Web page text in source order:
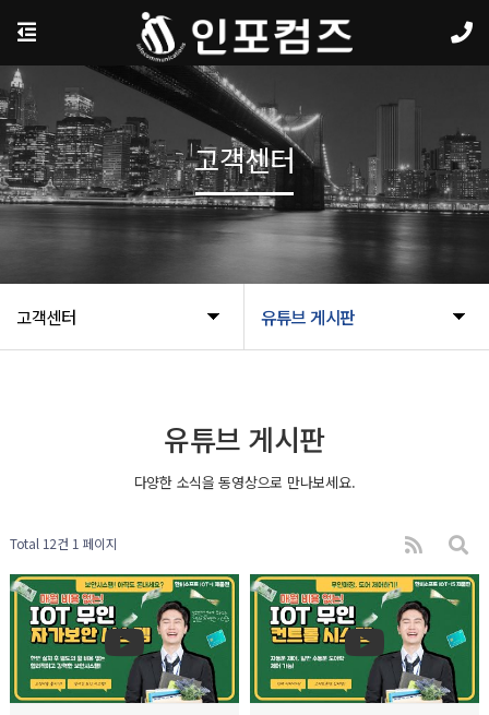
고객센터 유튜브 게시판
고객센터
유튜브 게시판
다양한 소식을 동영상으로 만나보세요.
Total 12건 1 페이지